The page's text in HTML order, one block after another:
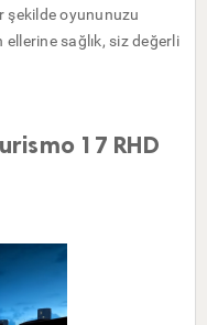
şekilde oyununuzu
sağlık, siz değerli
17 RHD